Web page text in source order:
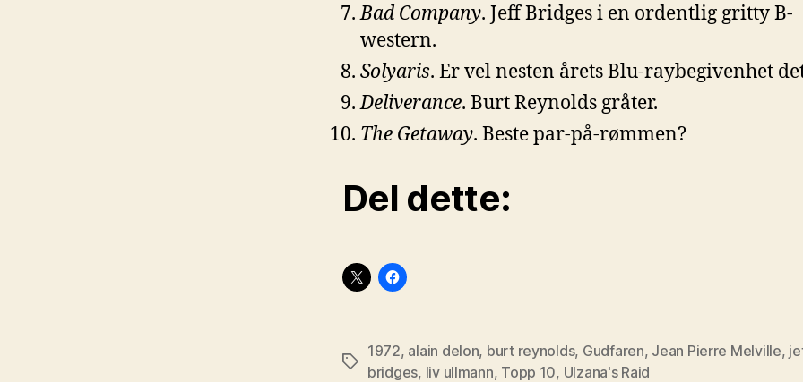
Bad Company. Jeff Bridges i en ordentlig gritty B-
western.
Solyaris. Er vel nesten årets Blu-raybegivenhet
Deliverance. Burt Reynolds gråter.
The Getaway. Beste par-på-rømmen?
Del dette:
Stikkord
1972, alain delon, burt reynolds, Gudfaren, Jean Pierre Melville,
bridges, liv ullmann, Topp 10, Ulzana's Raid